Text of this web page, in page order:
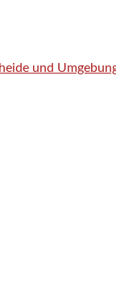
und